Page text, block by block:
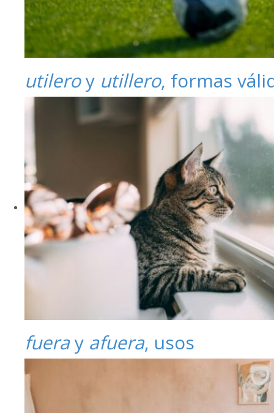
utileroy utillero, formas
fueray afuera, usos